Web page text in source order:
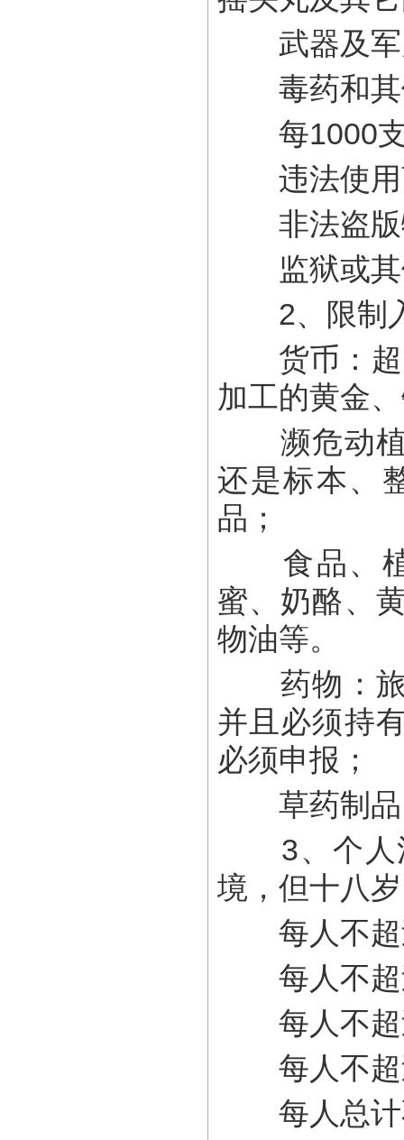
武器及军
毒药和其
每1000支
违法使用
非法盗版
监狱或其
2、限制入
货币：超
加工的黄金
濒危动植
还是标本、
品；
食品、植
蜜、奶酪、
物油等。
药物：旅
并且必须持
必须申报；
草药制品
3、个人消
境，但十八
每人不超
每人不超
每人不超
每人不超
每人总计